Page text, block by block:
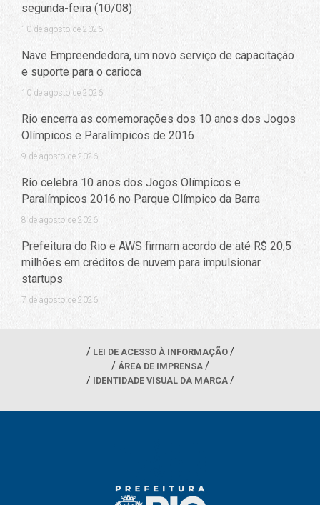
segunda-feira (10/08)
10 de agosto de 2026
Nave Empreendedora, um novo serviço de capacitação
e suporte para o carioca
10 de agosto de 2026
Rio encerra as comemorações dos 10 anos dos Jogos
Olímpicos e Paralímpicos de 2016
9 de agosto de 2026
Rio celebra 10 anos dos Jogos Olímpicos e
Paralímpicos 2016 no Parque Olímpico da Barra
8 de agosto de 2026
Prefeitura do Rio e AWS firmam acordo de até R$ 20,5
milhões em créditos de nuvem para impulsionar
startups
7 de agosto de 2026
LEI DE ACESSO À INFORMAÇÃO
ÁREA DE IMPRENSA
IDENTIDADE VISUAL DA MARCA